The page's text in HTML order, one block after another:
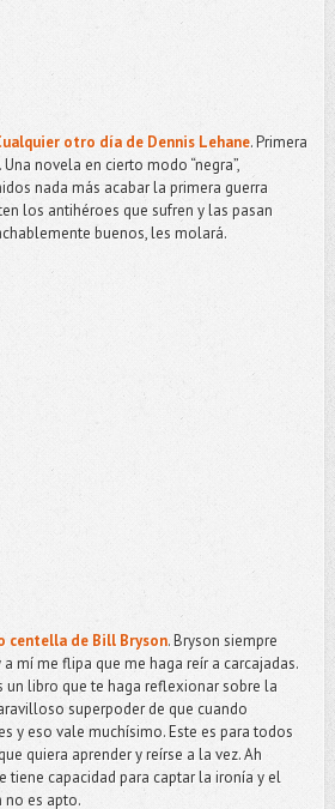
otro día de Dennis Lehane. Primera
novela en cierto modo “negra”,
nada más acabar la primera guerra
los antihéroes que sufren y las pasan
buenos, les molará.
centella de Bill Bryson. Bryson siempre
mí me flipa que me haga reír a carcajadas.
un libro que te haga reflexionar sobre la
superpoder de que cuando
y eso vale muchísimo. Este es para todos
quiera aprender y reírse a la vez. Ah
tiene capacidad para captar la ironía y el
es apto.